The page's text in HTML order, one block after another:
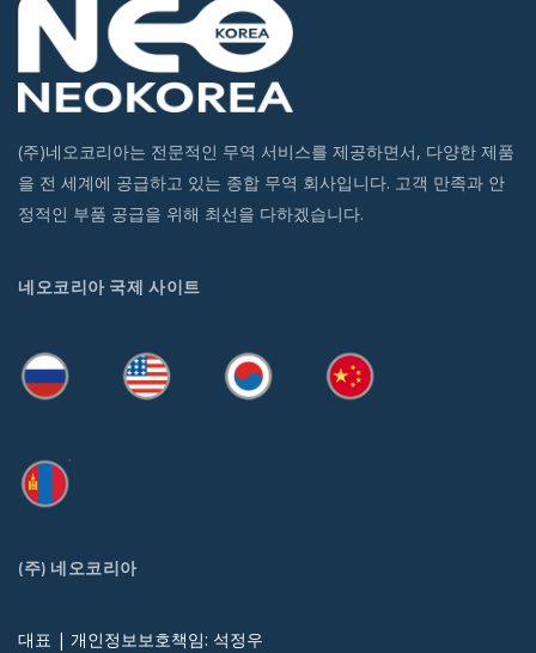
(주)네오코리아는 전문적인 무역 서비스를 제공하면서, 다양한 제품
을 전 세계에 공급하고 있는 종합 무역 회사입니다. 고객 만족과 안
정적인 부품 공급을 위해 최선을 다하겠습니다.
네오코리아 국제 사이트
(주) 네오코리아
대표 | 개인정보보호책임: 석정우